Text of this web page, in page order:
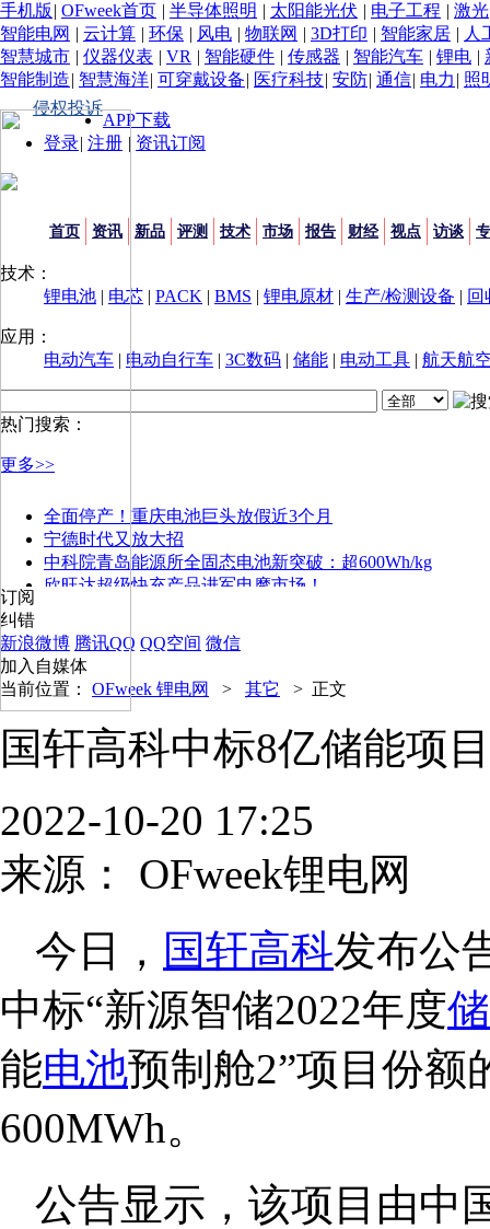
手机版 | OFweek首页 | 半导体照明 | 太阳能光伏 | 电子工程 | 激光
智能电网 | 云计算 | 环保 | 风电 | 物联网 | 3D打印 | 智能家居 | 人
智慧城市 | 仪器仪表 | VR | 智能硬件 | 传感器 | 智能汽车 | 锂电 |
智能制造| 智慧海洋| 可穿戴设备| 医疗科技| 安防| 通信| 电力 | 照
侵权投诉
APP下载
登录| 注册 | 资讯订阅
首页 资讯 新品 评测 技术 市场 报告 财经 视点 访谈
技术：
锂电池 | 电芯 | PACK | BMS | 锂电原材 | 生产/检测设备 | 回
应用：
电动汽车 | 电动自行车 | 3C数码 | 储能 | 电动工具 | 航天航
热门搜索：
更多>>
全面停产！重庆电池巨头放假近3个月
宁德时代又放大招
中科院青岛能源所全固态电池新突破：超600Wh/kg
欣旺达超级快充产品进军电摩市场！
订阅
纠错
新浪微博 腾讯QQ QQ空间 微信
加入自媒体
当前位置： OFweek 锂电网 > 其它 > 正文
国轩高科中标8亿储能项目
2022-10-20 17:25
来源：
OFweek锂电网
今日， 国轩高科发布公
中标“新源智储2022年度
能电池预制舱2”项目份额
600MWh。
公告显示，该项目由中